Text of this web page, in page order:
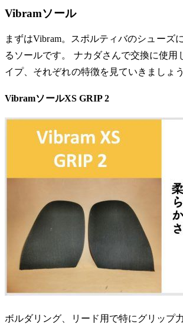
Vibramソール
まずはVibram。スポルティバのシューズ
るソールです。 ナカダさんで交換に使用
イプ、それぞれの特徴を見ていきましょ
VibramソールXS GRIP 2
ボルダリング、リード用で特にグリップ